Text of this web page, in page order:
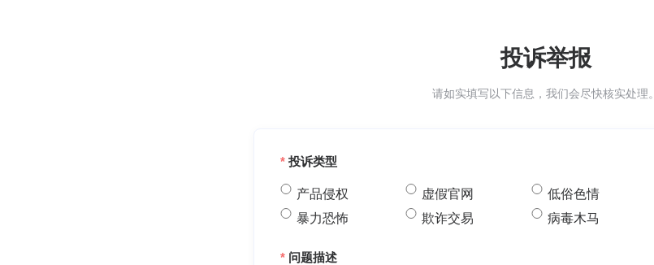
投诉举报
请如实填写以下信息，我们会尽快核实处理。
投诉类型
产品侵权 虚假官网 低俗色情
暴力恐怖
欺诈交易 病毒木马
问题描述